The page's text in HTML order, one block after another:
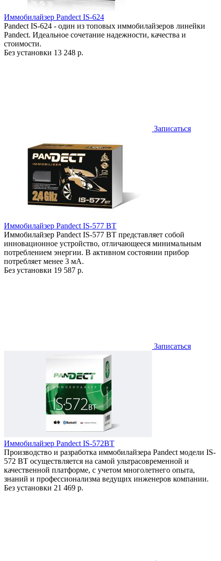
Иммобилайзер Pandect IS-624
Pandect IS-624 - один из топовых иммобилайзеров линейки
Pandect. Идеальное сочетание надежности, качества и
стоимости.
Без установки 13 248 р.
Записаться
Иммобилайзер Pandect IS-577 BT
Иммобилайзер Pandect IS-577 BT представляет собой
инновационное устройство, отличающееся минимальным
потреблением энергии. В активном состоянии прибор
потребляет менее 3 мА.
Без установки 19 587 р.
Записаться
Иммобилайзер Pandect IS-572BT
Производство и разработка иммобилайзера Pandect модели IS-
572 BT осуществляется на самой ультрасовременной и
качественной платформе, с учетом многолетнего опыта,
знаний и профессионализма ведущих инженеров компании.
Без установки 21 469 р.